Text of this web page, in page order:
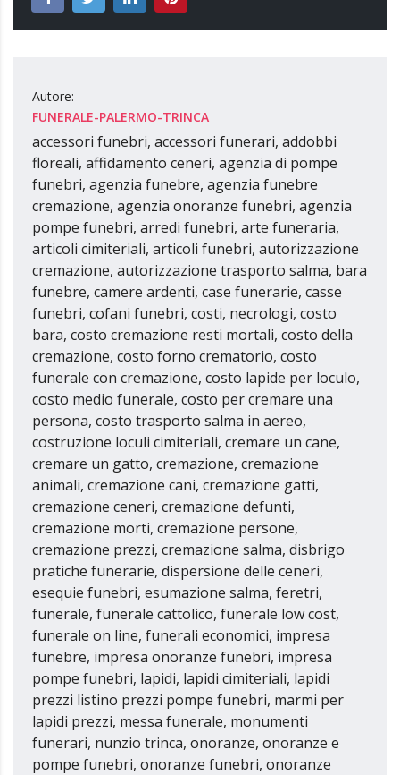
Autore:
FUNERALE-PALERMO-TRINCA
accessori funebri, accessori funerari, addobbi
floreali, affidamento ceneri, agenzia di pompe
funebri, agenzia funebre, agenzia funebre
cremazione, agenzia onoranze funebri, agenzia
pompe funebri, arredi funebri, arte funeraria,
articoli cimiteriali, articoli funebri, autorizzazione
cremazione, autorizzazione trasporto salma, bara
funebre, camere ardenti, case funerarie, casse
funebri, cofani funebri, costi, necrologi, costo
bara, costo cremazione resti mortali, costo della
cremazione, costo forno crematorio, costo
funerale con cremazione, costo lapide per loculo,
costo medio funerale, costo per cremare una
persona, costo trasporto salma in aereo,
costruzione loculi cimiteriali, cremare un cane,
cremare un gatto, cremazione, cremazione
animali, cremazione cani, cremazione gatti,
cremazione ceneri, cremazione defunti,
cremazione morti, cremazione persone,
cremazione prezzi, cremazione salma, disbrigo
pratiche funerarie, dispersione delle ceneri,
esequie funebri, esumazione salma, feretri,
funerale, funerale cattolico, funerale low cost,
funerale on line, funerali economici, impresa
funebre, impresa onoranze funebri, impresa
pompe funebri, lapidi, lapidi cimiteriali, lapidi
prezzi listino prezzi pompe funebri, marmi per
lapidi prezzi, messa funerale, monumenti
funerari, nunzio trinca, onoranze, onoranze e
pompe funebri, onoranze funebri, onoranze